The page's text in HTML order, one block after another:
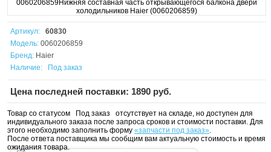
0060206859Нижняя составная часть открывающегося балкона двери
холодильников Haier (0060206859)
Артикул:
60830
Модель: 0060206859
Бренд: Haier
Наличие:
Под заказ
Цена последней поставки: 1890 руб.
Товар со статусом Под заказ
отсутствует на складе, но доступен для
индивидуального заказа после запроса сроков и стоимости поставки. Для
этого необходимо заполнить форму «запчасти под заказ».
После ответа поставщика мы сообщим вам актуальную стоимость и время
ожидания товара.